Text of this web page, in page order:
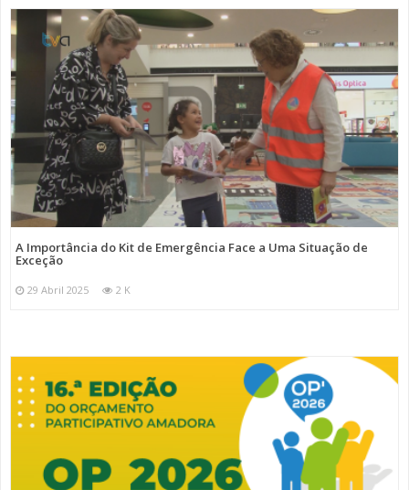
A Importância do Kit de Emergência Face a Uma Situação de
Exceção
29 Abril 2025 2 K